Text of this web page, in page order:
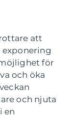
att
exponering
för
och öka
och njuta
en